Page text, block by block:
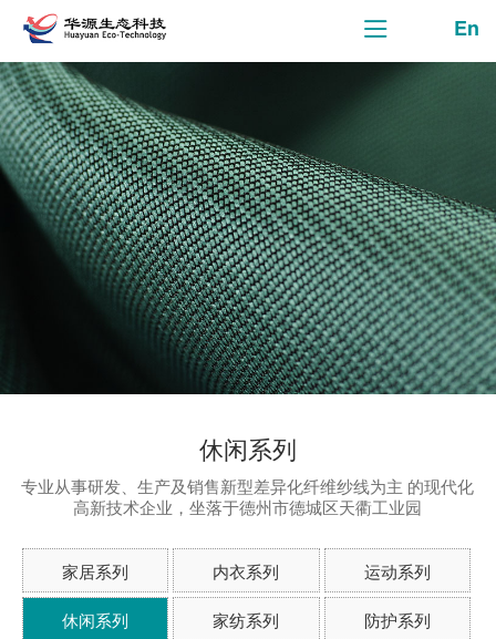
En
休闲系列
专业从事研发、生产及销售新型差异化纤维纱线为主 的现代化
高新技术企业，坐落于德州市德城区天衢工业园
家居系列 内衣系列 运动系列
休闲系列 家纺系列 防护系列